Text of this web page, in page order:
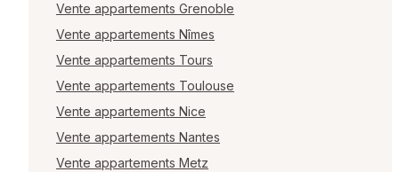
Vente appartements Grenoble
Vente appartements Nîmes
Vente appartements Tours
Vente appartements Toulouse
Vente appartements Nice
Vente appartements Nantes
Vente appartements Metz